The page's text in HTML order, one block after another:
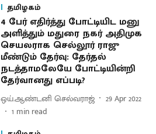
தமிழகம்
4 பேர் எதிர்த்து போட்டியிட மனு
அளித்தும் மதுரை நகர் அதிமுக
செயலராக செல்லூர் ராஜு
மீண்டும் தேர்வு: தேர்தல்
நடத்தாமலேயே போட்டியின்றி
தேர்வானது எப்படி?
ஒய்.ஆண்டனி செல்வராஜ்
29 Apr 2022
1 min read